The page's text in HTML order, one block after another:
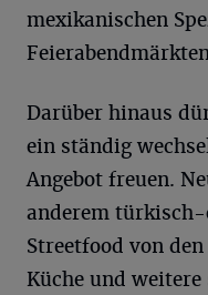
mexikanischen
Darüber hinaus
ein ständig
Angebot freuen.
anderem
Streetfood von
Küche und weitere